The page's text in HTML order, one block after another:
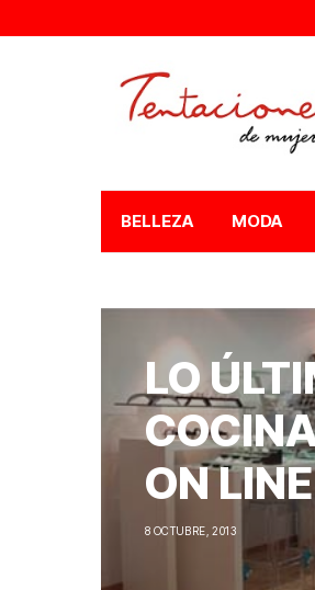
BELLEZA MODA
LO
ON LINE
8 OCTUBRE, 2013